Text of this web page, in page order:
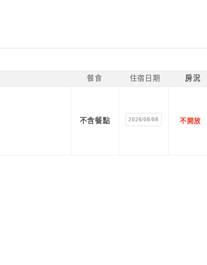
餐食 住宿日期 房況
不含餐點 2026/08/08 不開放